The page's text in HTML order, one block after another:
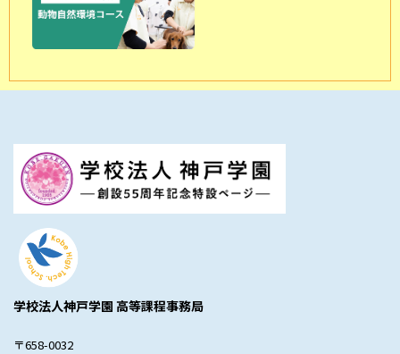
学校法人神戸学園 高等課程事務局
〒658-0032